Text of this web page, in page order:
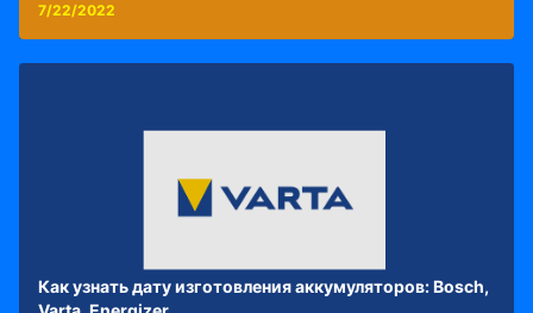
7/22/2022
Как узнать дату изготовления аккумуляторов: Bosch,